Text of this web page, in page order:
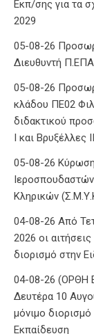
Εκπ/σης για τα
2029
05-08-26
Διευθυντή
05-08-26
κλάδου ΠΕ02
διδακτικού
Ι και Βρυξέλλες
05-08-26 Κύρωση
Κληρικών
04-08-26 Από
2026 οι
διορισμό στην
04-08-26 (ΟΡΘΗ
Δευτέρα 10
μόνιμο
Εκπαίδευση